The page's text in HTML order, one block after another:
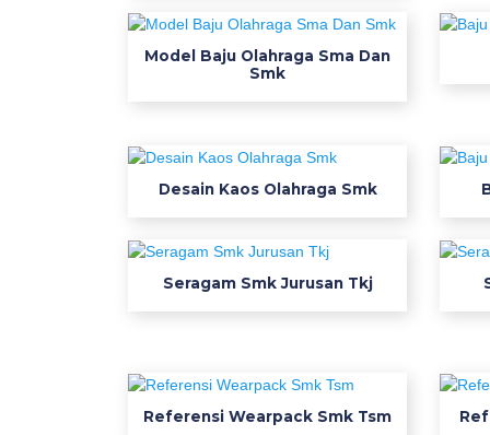
k
j
r
e
y
k
i
w
e
Model Baju Olahraga Sma Dan
Smk
Desain Kaos Olahraga Smk
Seragam Smk Jurusan Tkj
Referensi Wearpack Smk Tsm